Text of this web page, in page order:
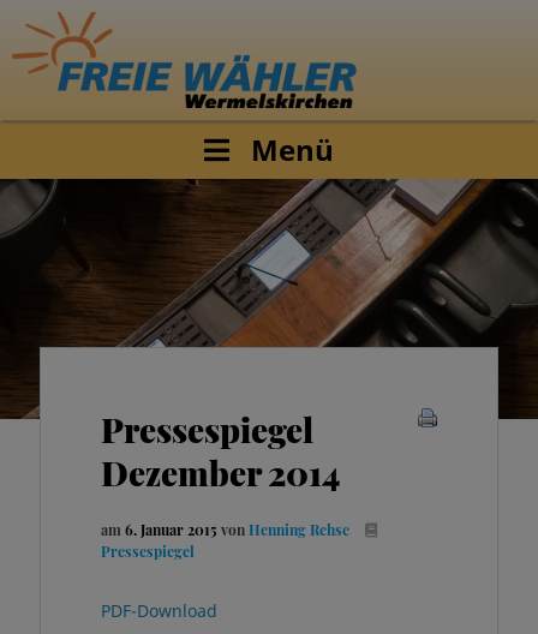
Menü
Pressespiegel
Dezember 2014
am 6. Januar 2015 von Henning Rehse
Pressespiegel
PDF-Download